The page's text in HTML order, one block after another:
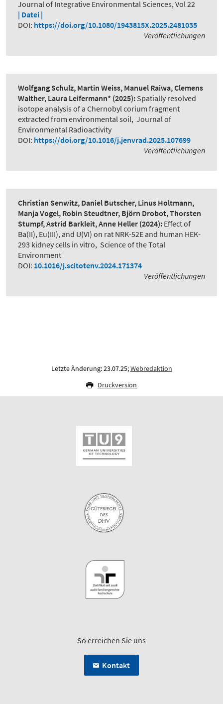
Journal of Integrative Environmental Sciences, Vol 22
| Datei |
DOI: https://doi.org/10.1080/1943815X.2025.2481035
Veröffentlichungen
Wolfgang Schulz, Martin Weiss, Manuel Raiwa, Clemens
Walther, Laura Leifermann* (2025): Spatially resolved
isotope analysis of a Chernobyl corium fragment
extracted from environmental soil, Journal of
Environmental Radioactivity
DOI: https://doi.org/10.1016/j.jenvrad.2025.107699
Veröffentlichungen
Christian Senwitz, Daniel Butscher, Linus Holtmann,
Manja Vogel, Robin Steudtner, Björn Drobot, Thorsten
Stumpf, Astrid Barkleit, Anne Heller (2024): Effect of
Ba(II), Eu(III), and U(VI) on rat NRK-52E and human HEK-
293 kidney cells in vitro, Science of the Total
Environment
DOI: 10.1016/j.scitotenv.2024.171374
Veröffentlichungen
Letzte Änderung: 23.07.25;Webredaktion
Druckversion
So erreichen Sie uns
Kontakt